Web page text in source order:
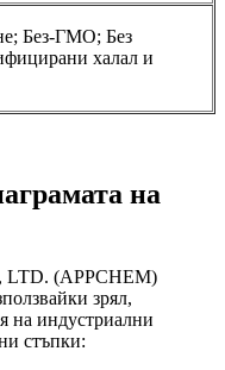
Без-ГМО; Без
халал и
на
LTD. (APPCHEM)
зрял,
на индустриални
стъпки: